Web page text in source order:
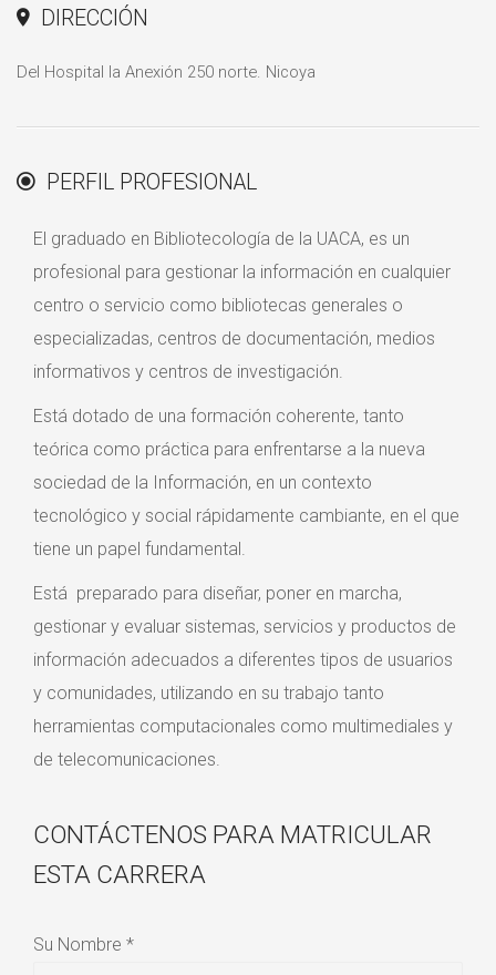
DIRECCIÓN
Del Hospital la Anexión 250 norte. Nicoya
PERFIL PROFESIONAL
El graduado en Bibliotecología de la UACA, es un
profesional para gestionar la información en cualquier
centro o servicio como bibliotecas generales o
especializadas, centros de documentación, medios
informativos y centros de investigación.
Está dotado de una formación coherente, tanto
teórica como práctica para enfrentarse a la nueva
sociedad de la Información, en un contexto
tecnológico y social rápidamente cambiante, en el que
tiene un papel fundamental.
Está preparado para diseñar, poner en marcha,
gestionar y evaluar sistemas, servicios y productos de
información adecuados a diferentes tipos de usuarios
y comunidades, utilizando en su trabajo tanto
herramientas computacionales como multimediales y
de telecomunicaciones.
CONTÁCTENOS PARA MATRICULAR
ESTA CARRERA
Su Nombre *